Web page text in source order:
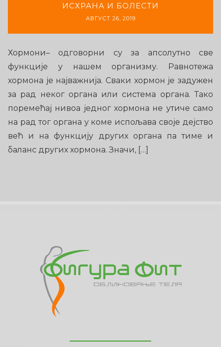
ИСХРАНА И БОЛЕСТИ
АВГУСТ 26, 2019
Хормони– одговорни су за апсолутно све
функције у нашем организму. Равнотежа
хормона је најважнија. Сваки хормон је задужен
за рад неког органа или система органа. Тако
поремећај нивоа једног хормона не утиче само
на рад тог органа у коме испољава своје дејство
већ и на функцију других органа па тиме и
баланс других хормона. Значи, […]